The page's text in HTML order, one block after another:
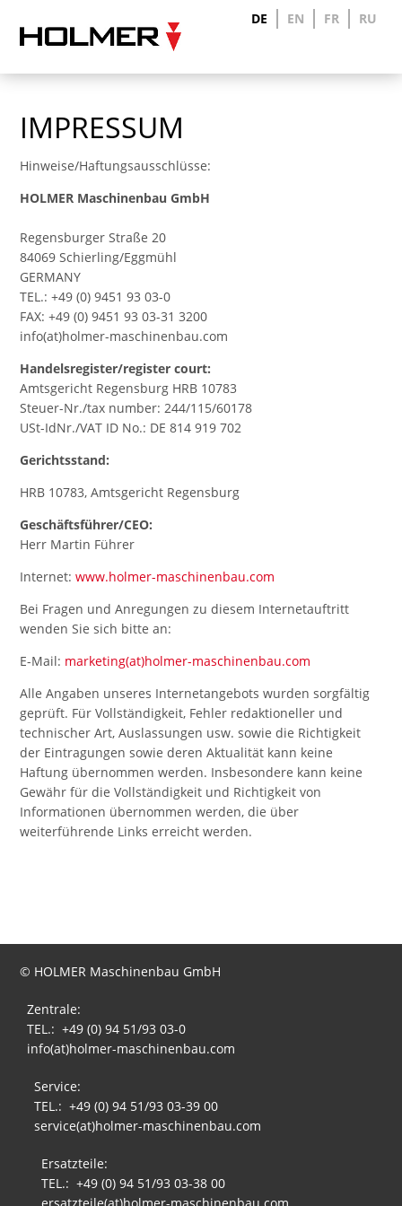
DE EN FR RU
IMPRESSUM
Hinweise/Haftungsausschlüsse:
HOLMER Maschinenbau GmbH
Regensburger Straße 20
84069 Schierling/Eggmühl
GERMANY
TEL.: +49 (0) 9451 93 03-0
FAX: +49 (0) 9451 93 03-31 3200
info(at)holmer-maschinenbau.com
Handelsregister/register court:
Amtsgericht Regensburg HRB 10783
Steuer-Nr./tax number: 244/115/60178
USt-IdNr./VAT ID No.: DE 814 919 702
Gerichtsstand:
HRB 10783, Amtsgericht Regensburg
Geschäftsführer/CEO:
Herr Martin Führer
Internet:www.holmer-maschinenbau.com
Bei Fragen und Anregungen zu diesem Internetauftritt
wenden Sie sich bitte an:
E-Mail: marketing(at)holmer-maschinenbau.com
Alle Angaben unseres Internetangebots wurden sorgfältig
geprüft. Für Vollständigkeit, Fehler redaktioneller und
technischer Art, Auslassungen usw. sowie die Richtigkeit
der Eintragungen sowie deren Aktualität kann keine
Haftung übernommen werden. Insbesondere kann keine
Gewähr für die Vollständigkeit und Richtigkeit von
Informationen übernommen werden, die über
weiterführende Links erreicht werden.
© HOLMER Maschinenbau GmbH
Zentrale:
TEL.: +49 (0) 94 51/93 03-0
info(at)holmer-maschinenbau.com
Service:
TEL.: +49 (0) 94 51/93 03-39 00
service(at)holmer-maschinenbau.com
Ersatzteile:
TEL.: +49 (0) 94 51/93 03-38 00